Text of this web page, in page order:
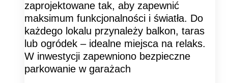
zaprojektowane tak, aby zapewnić
maksimum funkcjonalności i światła. Do
każdego lokalu przynależy balkon, taras
lub ogródek – idealne miejsca na relaks.
W inwestycji zapewniono bezpieczne
parkowanie w garażach